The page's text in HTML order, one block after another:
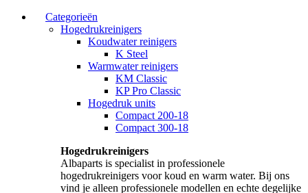
Categorieën
Hogedrukreinigers
Koudwater reinigers
K Steel
Warmwater reinigers
KM Classic
KP Pro Classic
Hogedruk units
Compact 200-18
Compact 300-18
Hogedrukreinigers
Albaparts is specialist in professionele
hogedrukreinigers voor koud en warm water. Bij ons
vind je alleen professionele modellen en echte degelijke